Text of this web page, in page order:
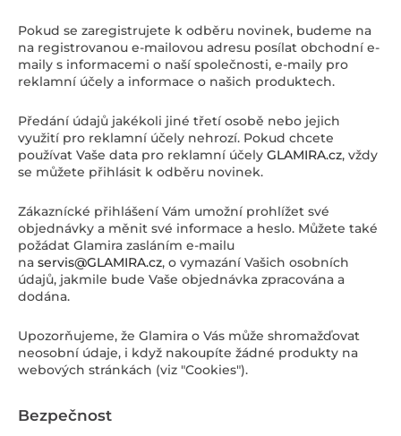
Pokud se zaregistrujete k odběru novinek, budeme na
na registrovanou e-mailovou adresu posílat obchodní e-
maily s informacemi o naší společnosti, e-maily pro
reklamní účely a informace o našich produktech.
Předání údajů jakékoli jiné třetí osobě nebo jejich
využití pro reklamní účely nehrozí. Pokud chcete
používat Vaše data pro reklamní účely GLAMIRA.cz, vždy
se můžete přihlásit k odběru novinek.
Zákaznícké přihlášení Vám umožní prohlížet své
objednávky a měnit své informace a heslo. Můžete také
požádat Glamira zasláním e-mailu
na servis@GLAMIRA.cz, o vymazání Vašich osobních
údajů, jakmile bude Vaše objednávka zpracována a
dodána.
Upozorňujeme, že Glamira o Vás může shromažďovat
neosobní údaje, i když nakoupíte žádné produkty na
webových stránkách (viz "Cookies").
Bezpečnost